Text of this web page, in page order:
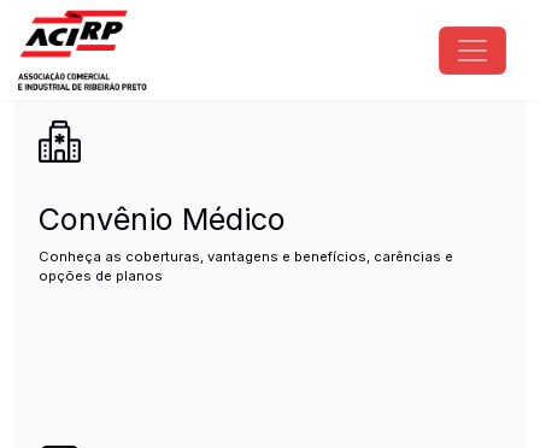
Pular para o conteúdo principal
ACIRP - Associação Comercial
Convênio Médico
Conheça as coberturas, vantagens e benefícios, carências e
opções de planos